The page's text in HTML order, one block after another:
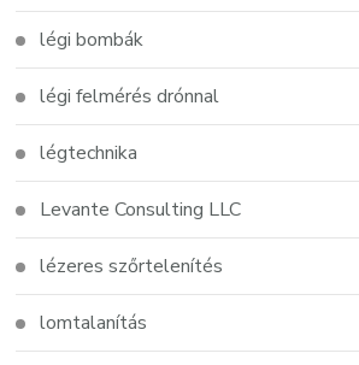
légi bombák
légi felmérés drónnal
légtechnika
Levante Consulting LLC
lézeres szőrtelenítés
lomtalanítás